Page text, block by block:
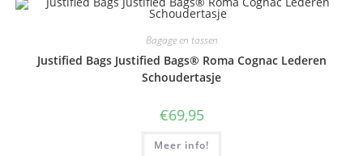
Bagage en tassen
Justified Bags Justified Bags® Roma Cognac Lederen
Schoudertasje
€69,95
Meer info!